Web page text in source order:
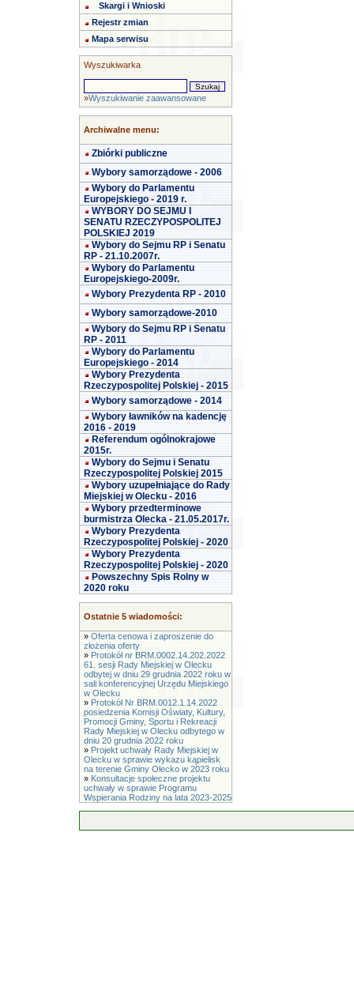
Skargi i Wnioski
Rejestr zmian
Mapa serwisu
Wyszukiwarka
»Wyszukiwanie zaawansowane
Archiwalne menu:
Zbiórki publiczne
Wybory samorządowe - 2006
Wybory do Parlamentu
Europejskiego - 2019 r.
WYBORY DO SEJMU I
SENATU RZECZYPOSPOLITEJ
POLSKIEJ 2019
Wybory do Sejmu RP i Senatu
RP - 21.10.2007r.
Wybory do Parlamentu
Europejskiego-2009r.
Wybory Prezydenta RP - 2010
Wybory samorządowe-2010
Wybory do Sejmu RP i Senatu
RP - 2011
Wybory do Parlamentu
Europejskiego - 2014
Wybory Prezydenta
Rzeczypospolitej Polskiej - 2015
Wybory samorządowe - 2014
Wybory ławników na kadencję
2016 - 2019
Referendum ogólnokrajowe
2015r.
Wybory do Sejmu i Senatu
Rzeczypospolitej Polskiej 2015
Wybory uzupełniające do Rady
Miejskiej w Olecku - 2016
Wybory przedterminowe
burmistrza Olecka - 21.05.2017r.
Wybory Prezydenta
Rzeczypospolitej Polskiej - 2020
Wybory Prezydenta
Rzeczypospolitej Polskiej - 2020
Powszechny Spis Rolny w
2020 roku
Ostatnie 5 wiadomości:
» Oferta cenowa i zaproszenie do
złożenia oferty
» Protokół nr BRM.0002.14.202.2022
61. sesji Rady Miejskiej w Olecku
odbytej w dniu 29 grudnia 2022 roku w
sali konferencyjnej Urzędu Miejskiego
w Olecku
» Protokół Nr BRM.0012.1.14.2022
posiedzenia Komisji Oświaty, Kultury,
Promocji Gminy, Sportu i Rekreacji
Rady Miejskiej w Olecku odbytego w
dniu 20 grudnia 2022 roku
» Projekt uchwały Rady Miejskiej w
Olecku w sprawie wykazu kąpielisk
na terenie Gminy Olecko w 2023 roku
» Konsultacje społeczne projektu
uchwały w sprawie Programu
Wspierania Rodziny na lata 2023-2025